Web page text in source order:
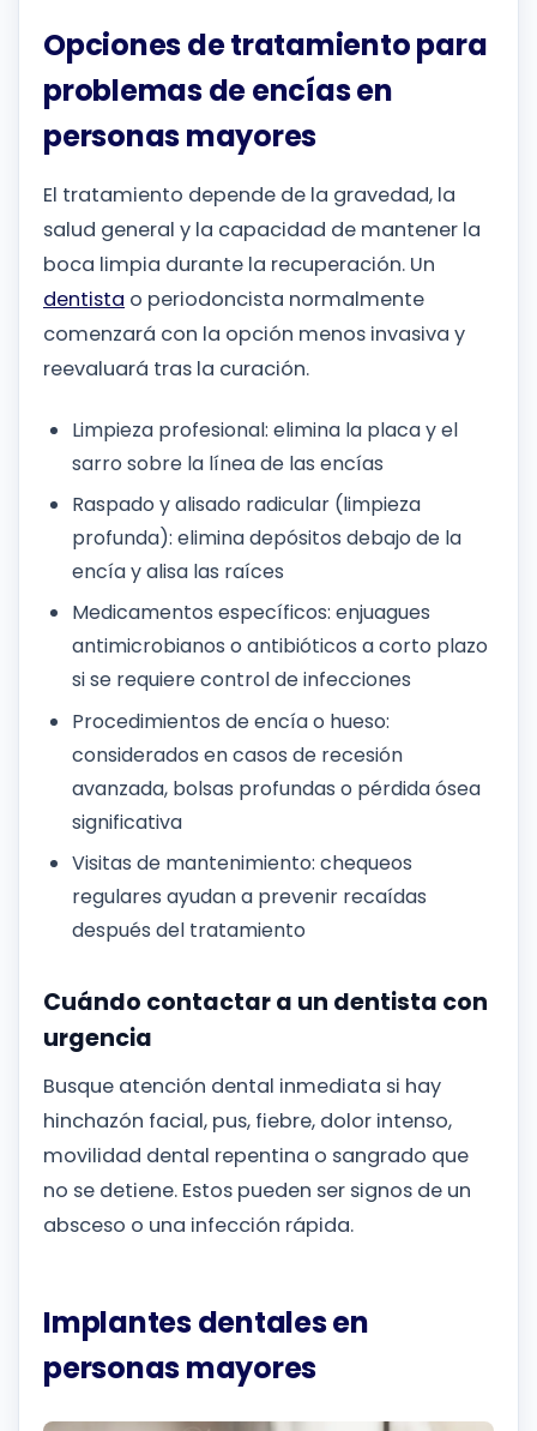
Opciones de tratamiento para
problemas de encías en
personas mayores
El tratamiento depende de la gravedad, la
salud general y la capacidad de mantener la
boca limpia durante la recuperación. Un
dentista o periodoncista normalmente
comenzará con la opción menos invasiva y
reevaluará tras la curación.
Limpieza profesional: elimina la placa y el
sarro sobre la línea de las encías
Raspado y alisado radicular (limpieza
profunda): elimina depósitos debajo de la
encía y alisa las raíces
Medicamentos específicos: enjuagues
antimicrobianos o antibióticos a corto plazo
si se requiere control de infecciones
Procedimientos de encía o hueso:
considerados en casos de recesión
avanzada, bolsas profundas o pérdida ósea
significativa
Visitas de mantenimiento: chequeos
regulares ayudan a prevenir recaídas
después del tratamiento
Cuándo contactar a un dentista con
urgencia
Busque atención dental inmediata si hay
hinchazón facial, pus, fiebre, dolor intenso,
movilidad dental repentina o sangrado que
no se detiene. Estos pueden ser signos de un
absceso o una infección rápida.
Implantes dentales en
personas mayores